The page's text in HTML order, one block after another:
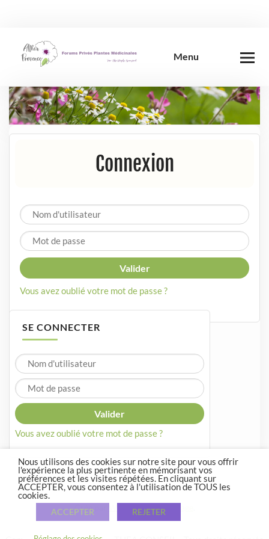
content
Menu
Connexion
Vous avez oublié votre mot de passe ?
SE CONNECTER
Vous avez oublié votre mot de passe ?
Crée par WordPressetCourage
Nous utilisons des cookies sur notre site pour vous offrir
l'expérience la plus pertinente en mémorisant vos
préférences et les visites répétées. En cliquant sur
ACCEPTER, vous consentez à l'utilisation de TOUS les
cookies.
ACCEPTER
REJETER